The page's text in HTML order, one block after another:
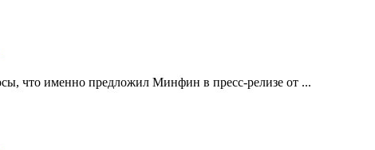
что именно предложил Минфин в пресс-релизе от ...